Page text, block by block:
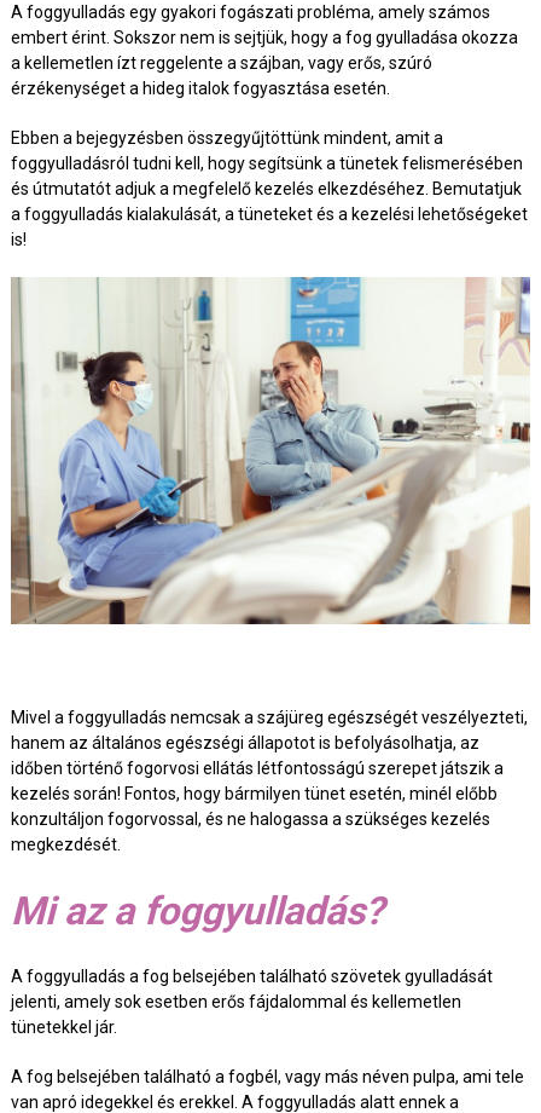
A foggyulladás egy gyakori fogászati probléma, amely számos
embert érint. Sokszor nem is sejtjük, hogy a fog gyulladása okozza
a kellemetlen ízt reggelente a szájban, vagy erős, szúró
érzékenységet a hideg italok fogyasztása esetén.
Ebben a bejegyzésben összegyűjtöttünk mindent, amit a
foggyulladásról tudni kell, hogy segítsünk a tünetek felismerésében
és útmutatót adjuk a megfelelő kezelés elkezdéséhez. Bemutatjuk
a foggyulladás kialakulását, a tüneteket és a kezelési lehetőségeket
is!
Mivel a foggyulladás nemcsak a szájüreg egészségét veszélyezteti,
hanem az általános egészségi állapotot is befolyásolhatja, az
időben történő fogorvosi ellátás létfontosságú szerepet játszik a
kezelés során! Fontos, hogy bármilyen tünet esetén, minél előbb
konzultáljon fogorvossal, és ne halogassa a szükséges kezelés
megkezdését.
Mi az a foggyulladás?
A foggyulladás a fog belsejében található szövetek gyulladását
jelenti, amely sok esetben erős fájdalommal és kellemetlen
tünetekkel jár.
A fog belsejében található a fogbél, vagy más néven pulpa, ami tele
van apró idegekkel és erekkel. A foggyulladás alatt ennek a